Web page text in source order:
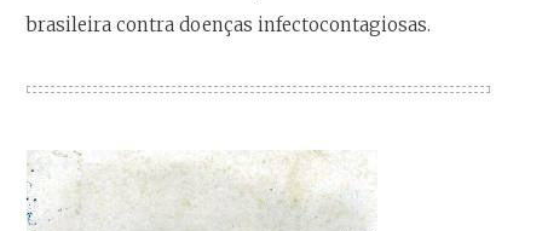
brasileira contra doenças infectocontagiosas.